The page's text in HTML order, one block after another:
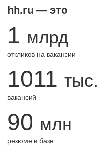
hh.ru — это
1 млрд
откликов на вакансии
1011 тыс.
вакансий
90 млн
резюме в базе